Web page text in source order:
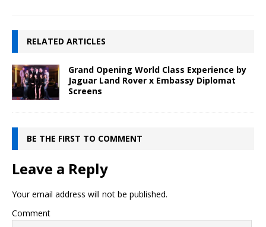
RELATED ARTICLES
Grand Opening World Class Experience by
Jaguar Land Rover x Embassy Diplomat
Screens
BE THE FIRST TO COMMENT
Leave a Reply
Your email address will not be published.
Comment